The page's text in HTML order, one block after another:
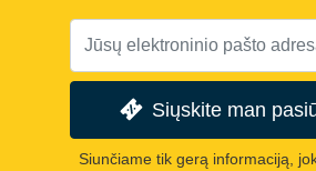
Siųskite man
Siunčiame tik gerą informaciją,